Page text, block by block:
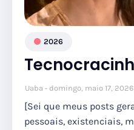
2026
Uaba domingo, maio 17, 2026
[Sei que meus posts
pessoais, existenciais,